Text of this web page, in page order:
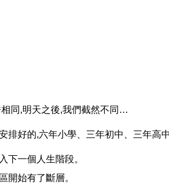
同,明天之後,我們截然不同…
排好的,六年小學、三年初中、三年高
下一個人生階段。
開始有了斷層。